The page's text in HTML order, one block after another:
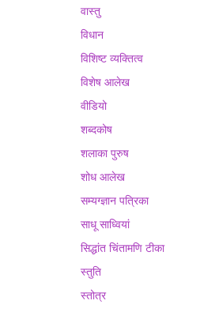
वास्तु
विधान
विशिष्ट व्यक्तित्व
विशेष आलेख
वीडियो
शब्दकोष
शलाका पुरुष
शोध आलेख
सम्यग्ज्ञान पत्रिका
साधू साध्वियां
सिद्धांत चिंतामणि टीका
स्तुति
स्तोत्र